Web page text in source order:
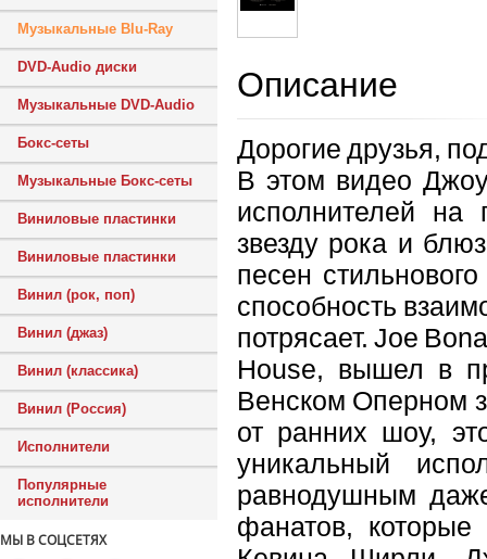
Музыкальные Blu-Ray
DVD-Audio диски
Музыкальные DVD-Audio
Бокс-сеты
Музыкальные Бокс-сеты
Виниловые пластинки
Виниловые пластинки
Винил (рок, поп)
Винил (джаз)
Винил (классика)
Винил (Россия)
Исполнители
Популярные
исполнители
МЫ В СОЦСЕТЯХ
Описание
Дорогие друзья,
В этом видео
исполнителей на
звезду рока и
песен
способность
потрясает. Joe
House, вышел в
Венском Оперном
от ранних шоу,
уникальный
равнодушным
фанатов,